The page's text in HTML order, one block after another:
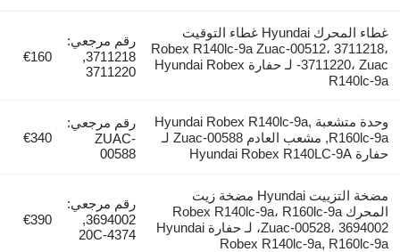
غطاء المحرك Hyundai غطاء التوقيت
Robex R140lc-9a Zuac-00512، 3711218،
3711220، Zuac- لـ حفارة Hyundai Robex
R140lc-9a
رقم مرجعي:
3711218,
3711220
€160
وحدة متشعبة Hyundai Robex R140lc-9a,
R160lc-9a, مشعب العادم Zuac-00588 لـ
حفارة Hyundai Robex R140LC-9A
رقم مرجعي:
ZUAC-
00588
€340
مضخة التزييت Hyundai مضخة زيت
المحرك Robex R140lc-9a، R160lc-9a
Zuac-00528، 3694002، لـ حفارة Hyundai
Robex R140lc-9a, R160lc-9a
رقم مرجعي:
3694002,
4374-20C
€390